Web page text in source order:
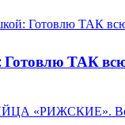
ТАК